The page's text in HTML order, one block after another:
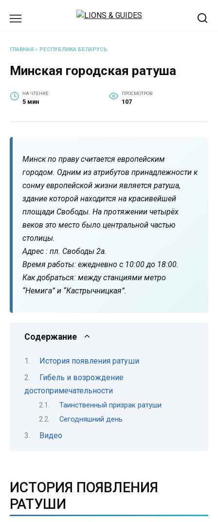
ГЛАВНАЯ » РЕСПУБЛИКА БЕЛАРУСЬ
Минская городская ратуша
НА ЧТЕНИЕ
5 мин
ПРОСМОТРОВ
107
Минск по праву считается европейским
городом. Одним из атрибутов принадлежности к
сонму европейской жизни является ратуша,
здание которой находится на красивейшей
площади Свободы. На протяжении четырёх
веков это место было центральной частью
столицы.
Адрес : пл. Свободы 2а.
Время работы: ежедневно с 10:00 до 18:00.
Как добраться: между станциями метро
“Немига” и “Кастрычницкая”.
Содержание
История появления ратуши
Гибель и возрождение
достопримечательности
Таинственный призрак ратуши
Сегодняшний день
Видео
ИСТОРИЯ ПОЯВЛЕНИЯ
РАТУШИ